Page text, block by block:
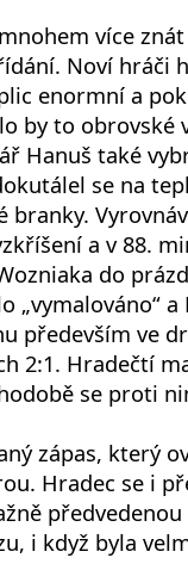
více
Noví hráči
enormní a
by to obrovské
Hanuš také
se na
a v 88.
do
„vymalováno“ a
především ve
2:1. Hradečtí
se proti
zápas, který
Hradec se i
i když byla